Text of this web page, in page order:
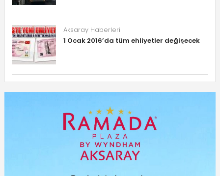
Aksaray Haberleri
1 Ocak 2016’da tüm ehliyetler değişecek